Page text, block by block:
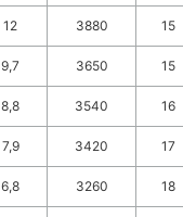
12 3880 15
9,7 3650 15
8,8 3540 16
7,9 3420 17
6,8 3260 18